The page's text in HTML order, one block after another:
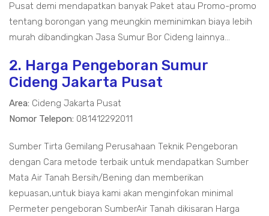
Pusat demi mendapatkan banyak Paket atau Promo-promo
tentang borongan yang meungkin meminimkan biaya lebih
murah dibandingkan Jasa Sumur Bor Cideng lainnya...
2. Harga Pengeboran Sumur
Cideng Jakarta Pusat
Area: Cideng Jakarta Pusat
Nomor Telepon: 081412292011
Sumber Tirta Gemilang Perusahaan Teknik Pengeboran
dengan Cara metode terbaik untuk mendapatkan Sumber
Mata Air Tanah Bersih/Bening dan memberikan
kepuasan,untuk biaya kami akan menginfokan minimal
Permeter pengeboran SumberAir Tanah dikisaran Harga